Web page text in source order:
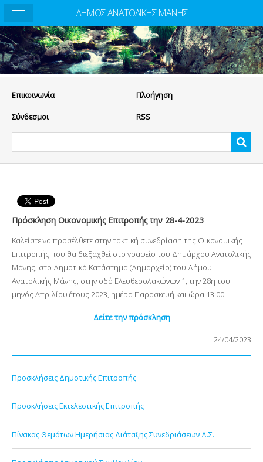
Eπικοινωνία Πλοήγηση
Σύνδεσμοι RSS
Πρόσκληση Οικονομικής Επιτροπής την 28-4-2023
Καλείστε να προσέλθετε στην τακτική συνεδρίαση της Οικονομικής
Επιτροπής που θα διεξαχθεί στο γραφείο του Δημάρχου Ανατολικής
Μάνης, στο Δημοτικό Κατάστημα (Δημαρχείο) του Δήμου
Ανατολικής Μάνης, στην οδό Ελευθερολακώνων 1, την 28η του
μηνός Aπριλίου έτους 2023, ημέρα Παρασκευή και ώρα 13:00.
Δείτε την πρόσκληση
24/04/2023
Προσκλήσεις Δημοτικής Επιτροπής
Προσκλήσεις Εκτελεστικής Επιτροπής
Πίνακας Θεμάτων Ημερήσιας Διάταξης Συνεδριάσεων Δ.Σ.
ΔΗΜΟΣ ΑΝΑΤΟΛΙΚΗΣ ΜΑΝΗΣ